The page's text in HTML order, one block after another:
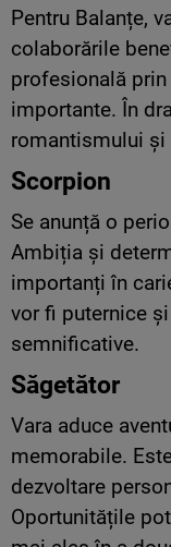
Pentru Balanțe,
colaborările
profesională
importante. În
romantismului și
Scorpion
Se anunță o
Ambiția și
importanți în
vor fi puternice
semnificative.
Săgetător
Vara aduce
memorabile.
dezvoltare
Oportunitățile